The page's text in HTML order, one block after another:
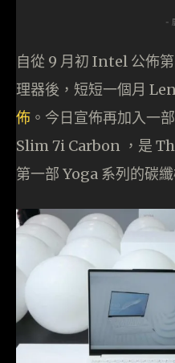
-
自從 9 月初 Intel 公佈
理器後，短短一個月
佈 。今日宣佈再加入一
Slim 7i Carbon ，是
第一部 Yoga 系列的碳纖